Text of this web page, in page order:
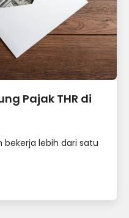
Pajak THR di
bekerja lebih dari satu